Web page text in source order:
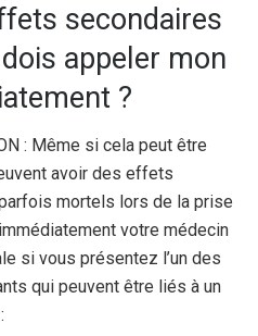
secondaires
appeler mon
?
: Même si cela peut être
avoir des effets
mortels lors de la prise
votre médecin
si vous présentez l’un des
qui peuvent être liés à un